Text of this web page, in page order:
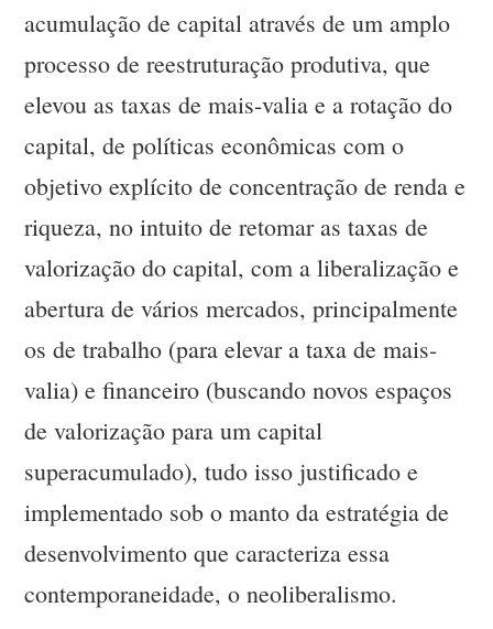
acumulação de capital através de um amplo
processo de reestruturação produtiva, que
elevou as taxas de mais-valia e a rotação do
capital, de políticas econômicas com o
objetivo explícito de concentração de renda e
riqueza, no intuito de retomar as taxas de
valorização do capital, com a liberalização e
abertura de vários mercados, principalmente
os de trabalho (para elevar a taxa de mais-
valia) e financeiro (buscando novos espaços
de valorização para um capital
superacumulado), tudo isso justificado e
implementado sob o manto da estratégia de
desenvolvimento que caracteriza essa
contemporaneidade, o neoliberalismo.